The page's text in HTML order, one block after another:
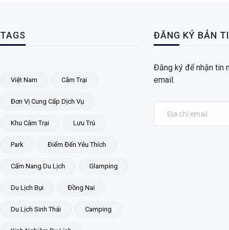
TAGS
Việt Nam Cắm Trại
Đơn Vị Cung Cấp Dịch Vụ
Khu Cắm Trại Lưu Trú
Park Điểm Đến Yêu Thích
Cẩm Nang Du Lịch Glamping
Du Lịch Bụi Đồng Nai
Du Lịch Sinh Thái Camping
ĐĂNG KÝ BẢN
Đăng ký để nhận tin
email.